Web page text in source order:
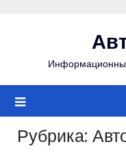
Рубрика: